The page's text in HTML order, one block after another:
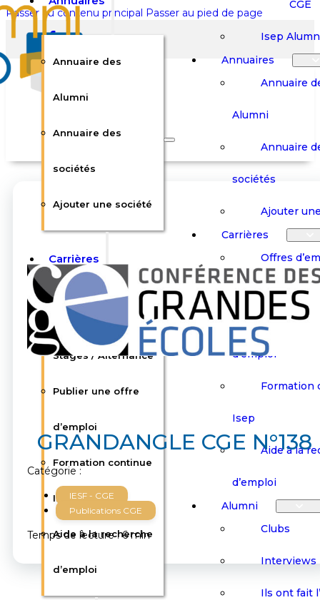
Passer au contenu principal Passer au pied de page
Rechercher sur le site
Rechercher
Votre panier est vide.
Boutique
Se
Connecter
Panier
Boutique
Se
Connecter
Annuaire des
Alumni
Annuaire des
sociétés
Ajouter une société
Carrières
Offres d’emploi /
Stages / Alternance
Publier une offre
d’emploi
Formation continue
Isep
Aide à la recherche
d’emploi
CGE
Isep
Annuaires
Annuaire
Alumni
Annuaire
sociétés
Ajouter
Carrières
Offres
Stages /
Publier
d’emploi
Formation
Isep
Aide à la
d’emploi
Alumni
Clubs
Interviews
Ils ont fait
GRANDANGLE CGE N°138
Catégorie :
IESF - CGE
Publications CGE
Temps de lecture : 6 min